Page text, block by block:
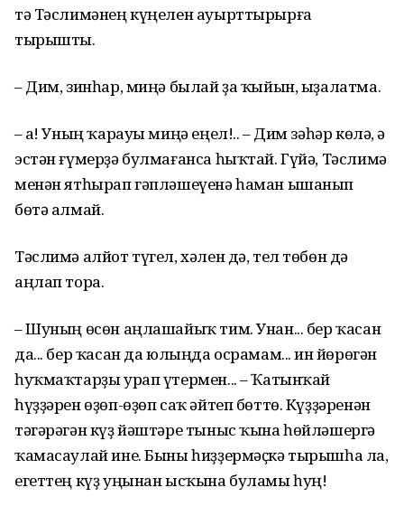
тә Тәслимәнең күңелен ауырттырырға
тырышты.
– Дим, зинһар, миңә былай ҙа ҡыйын, ыҙалатма.
– Һа! Уның ҡарауы миңә еңел!.. – Дим зәһәр көлә, ә
эстән ғүмерҙә булмағанса һыҡтай. Гүйә, Тәслимә
менән ятһырап гәпләшеүенә һаман ышанып
бөтә алмай.
Тәслимә алйот түгел, хәлен дә, тел төбөн дә
аңлап тора.
– Шуның өсөн аңлашайыҡ тим. Унан... бер ҡасан
да... бер ҡасан да юлыңда осрамам... Һин йөрөгән
һуҡмаҡтарҙы урап үтермен... – Ҡатынҡай
һүҙҙәрен өҙөп-өҙөп саҡ әйтеп бөттө. Күҙҙәренән
тәгәрәгән күҙ йәштәре тыныс ҡына һөйләшергә
ҡамасаулай ине. Быны һиҙҙермәҫкә тырышһа ла,
егеттең күҙ уңынан ысҡына буламы һуң!